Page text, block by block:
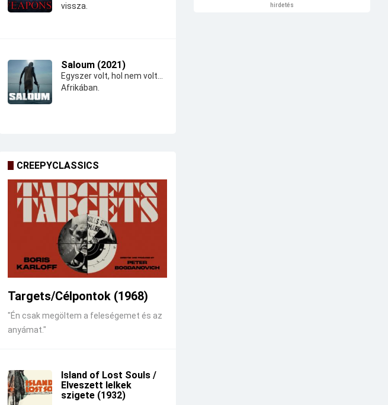
vissza.
Saloum (2021)
Egyszer volt, hol nem volt...
Afrikában.
CREEPYCLASSICS
Targets/Célpontok (1968)
"Én csak megöltem a feleségemet és az
anyámat."
Island of Lost Souls /
Elveszett lelkek
szigete (1932)
hirdetés